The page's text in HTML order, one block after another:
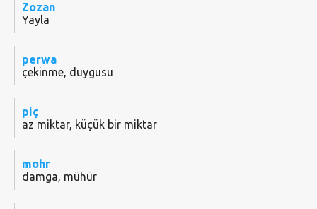
Zozan
Yayla
perwa
çekinme, duygusu
piç
az miktar, küçük bir miktar
mohr
damga, mühür